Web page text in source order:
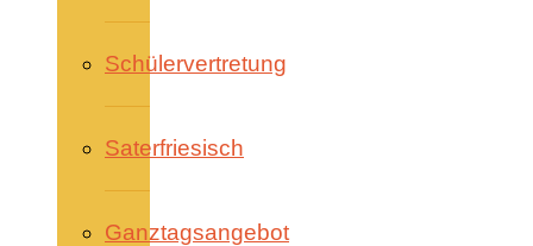
Schülervertretung
Saterfriesisch
Ganztagsangebot